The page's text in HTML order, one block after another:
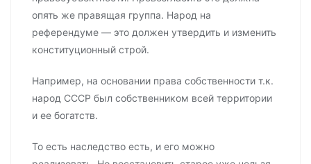
опять же правящая группа. Народ на
референдуме — это должен утвердить и изменить
конституционный строй.
Например, на основании права собственности т.к.
народ СССР был собственником всей территории
и ее богатств.
То есть наследство есть, и его можно